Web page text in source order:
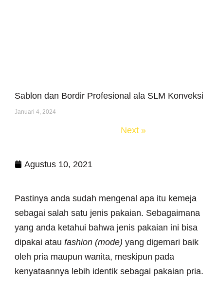
Agustus 10, 2021
Pastinya anda sudah mengenal apa itu kemeja
sebagai salah satu jenis pakaian. Sebagaimana
yang anda ketahui bahwa jenis pakaian ini bisa
dipakai atau fashion (mode) yang digemari baik
oleh pria maupun wanita, meskipun pada
kenyataannya lebih identik sebagai pakaian pria.
Sablon dan Bordir Profesional ala SLM Konveksi
Januari 4, 2024
Next »